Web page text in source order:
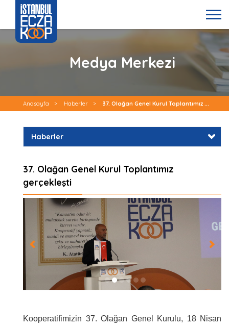
Medya Merkezi
Anasayfa > Haberler > 37. Olağan Genel Kurul Toplantımız ...
Haberler
37. Olağan Genel Kurul Toplantımız
gerçekleşti
Kooperatifimizin 37. Olağan Genel Kurulu, 18 Nisan